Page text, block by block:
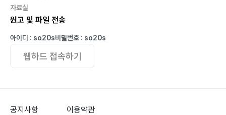
자료실
원고 및 파일 전송
아이디 : so20s비밀번호 : so20s
웹하드 접속하기
공지사항
이용약관